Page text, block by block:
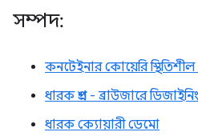
সম্পদ:
কনটেইনার কোয়েরি
ধারক প্রশ্ন - ব্রাউজারে ডিজাইনিং
ধারক ক্যোয়ারী ডেমো